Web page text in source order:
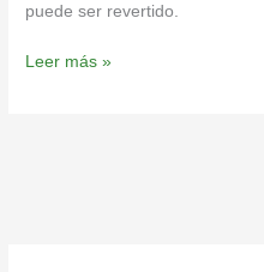
puede ser revertido.
Leer más »